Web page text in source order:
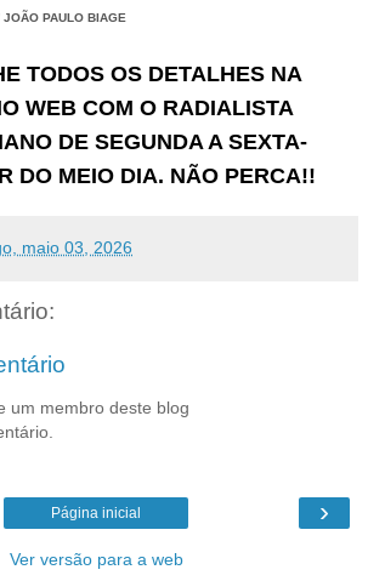
JOÃO PAULO BIAGE
TODOS OS DETALHES NA
WEB COM O RADIALISTA
DE SEGUNDA A SEXTA-
DO MEIO DIA. NÃO PERCA!!
maio 03, 2026
um membro deste blog
›
Página inicial
Ver versão para a web